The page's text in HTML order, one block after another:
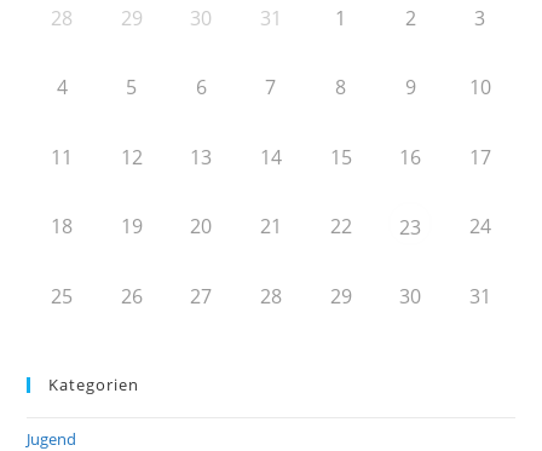
28 29 30 31 1 2 3
4 5 6 7 8 9 10
11 12 13 14 15 16 17
18 19 20 21 22 23 24
25 26 27 28 29 30 31
Kategorien
Jugend